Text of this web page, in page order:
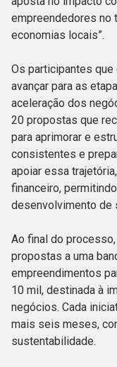
empreendedores no
economias locais”.
Os participantes que
avançar para as
aceleração dos
20 propostas que
para aprimorar e
consistentes e
apoiar essa
financeiro,
desenvolvimento de
Ao final do
propostas a uma
empreendimentos
10 mil, destinada à
negócios. Cada
mais seis meses,
sustentabilidade.